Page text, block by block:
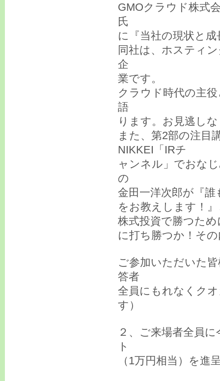
GMOクラウド株式
氏
に『当社の現状と
同社は、ホスティ
企
業です。
クラウド時代の主
語
ります。お見逃し
また、第2部の注目
NIKKEI「IRチ
ャンネル」でおな
の
金田一洋次郎が『
をお教えします！
株式投資で勝つた
に打ち勝つか！そ
ご参加いただいた
答者
全員にもれなくク
す）
２、ご来場者全員
ト
（1万円相当）を進